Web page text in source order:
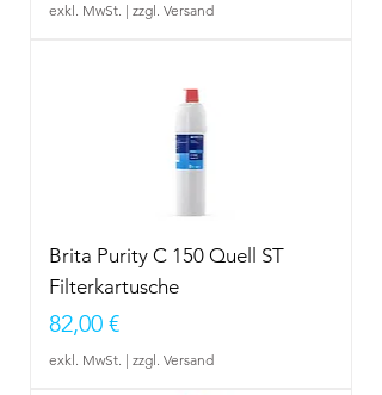
exkl. MwSt. | zzgl. Versand
Brita Purity C 150 Quell ST
Filterkartusche
Preis
82,00 €
exkl. MwSt. | zzgl. Versand